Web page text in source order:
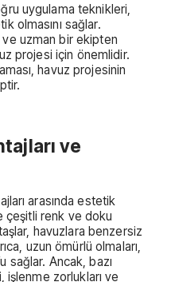
uygulama teknikleri,
olmasını sağlar.
ve uzman bir ekipten
projesi için önemlidir.
havuz projesinin
ve
arasında estetik
çeşitli renk ve doku
havuzlara benzersiz
uzun ömürlü olmaları,
sağlar. Ancak, bazı
işlenme zorlukları ve